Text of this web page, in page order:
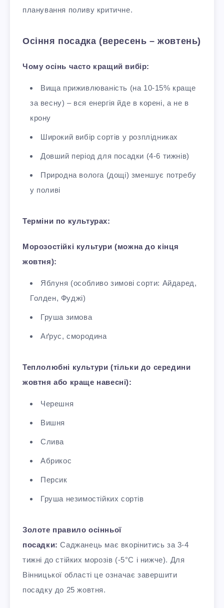
планування поливу критичне.
Осіння посадка (вересень – жовтень)
Чому осінь часто кращий вибір:
Вища приживлюваність (на 10-15% краще
за весну) – вся енергія йде в корені, а не в
крону
Широкий вибір сортів у розплідниках
Довший період для посадки (4-6 тижнів)
Природна волога (дощі) зменшує потребу
у поливі
Терміни по культурах:
Морозостійкі культури (можна до кінця
жовтня):
Яблуня (особливо зимові сорти: Айдаред,
Голден, Фуджі)​
Груша зимова
Аґрус, смородина
Теплолюбні культури (тільки до середини
жовтня або краще навесні):
Черешня
Вишня
Слива
Абрикос
Персик
Груша незимостійких сортів
Золоте правило осінньої
посадки: Саджанець має вкорінитись за 3-4
тижні до стійких морозів (-5°C і нижче). Для
Вінницької області це означає завершити
посадку до 25 жовтня.​